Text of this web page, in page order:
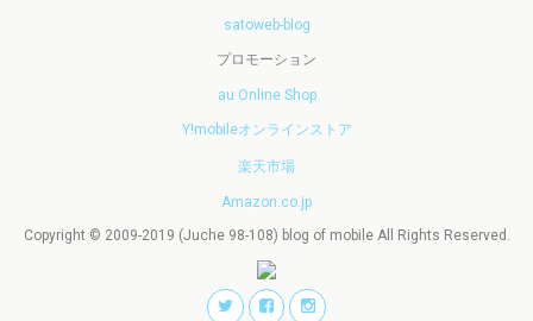
satoweb-blog
プロモーション
au Online Shop
Y!mobileオンラインストア
楽天市場
Amazon.co.jp
Copyright © 2009-2019 (Juche 98-108) blog of mobile All Rights Reserved.